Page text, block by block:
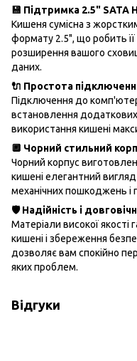
💾 Підтримка 2.5" SATA
Кишеня сумісна з
формату 2.5", що робить
розширення вашого
даних.
🔌 Простота
Підключення до
встановлення
використання кишені
🔲 Чорний стильний
Чорний корпус
кишені елегантний вигляд
механічних пошкоджень і
🛡️ Надійність і
Матеріали високої
кишені і збереження
дозволяє вам спокійно
яких проблем.
Відгуки